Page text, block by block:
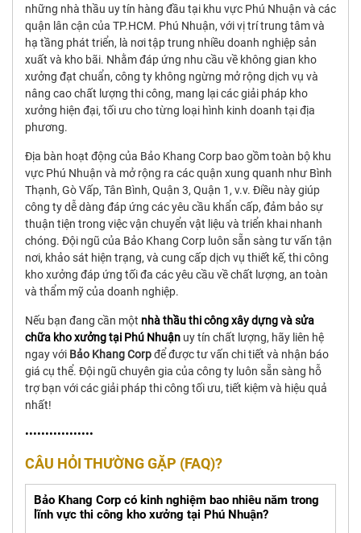
những nhà thầu uy tín hàng đầu tại khu vực Phú Nhuận và các
quận lân cận của TP.HCM. Phú Nhuận, với vị trí trung tâm và
hạ tầng phát triển, là nơi tập trung nhiều doanh nghiệp sản
xuất và kho bãi. Nhằm đáp ứng nhu cầu về không gian kho
xưởng đạt chuẩn, công ty không ngừng mở rộng dịch vụ và
nâng cao chất lượng thi công, mang lại các giải pháp kho
xưởng hiện đại, tối ưu cho từng loại hình kinh doanh tại địa
phương.
Địa bàn hoạt động của Bảo Khang Corp bao gồm toàn bộ khu
vực Phú Nhuận và mở rộng ra các quận xung quanh như Bình
Thạnh, Gò Vấp, Tân Bình, Quận 3, Quận 1, v.v. Điều này giúp
công ty dễ dàng đáp ứng các yêu cầu khẩn cấp, đảm bảo sự
thuận tiện trong việc vận chuyển vật liệu và triển khai nhanh
chóng. Đội ngũ của Bảo Khang Corp luôn sẵn sàng tư vấn tận
nơi, khảo sát hiện trạng, và cung cấp dịch vụ thiết kế, thi công
kho xưởng đáp ứng tối đa các yêu cầu về chất lượng, an toàn
và thẩm mỹ của doanh nghiệp.
Nếu bạn đang cần một nhà thầuthi công xây dựng và sửa
chữa kho xưởng tại Phú Nhuận uy tín chất lượng, hãy liên hệ
ngay với Bảo Khang Corpđể được tư vấn chi tiết và nhận báo
giá cụ thể. Đội ngũ chuyên gia của công ty luôn sẵn sàng hỗ
trợ bạn với các giải pháp thi công tối ưu, tiết kiệm và hiệu quả
nhất!
•••••••••••••••••
CÂU HỎI THƯỜNG GẶP (FAQ)?
Bảo Khang Corp có kinh nghiệm bao nhiêu năm trong
lĩnh vực thi công kho xưởng tại Phú Nhuận?